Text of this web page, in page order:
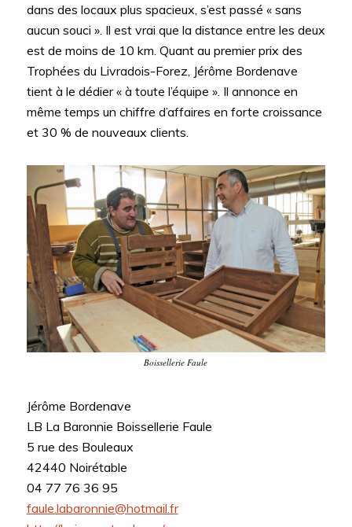
dans des locaux plus spacieux, s’est passé « sans
aucun souci ». Il est vrai que la distance entre les deux
est de moins de 10 km. Quant au premier prix des
Trophées du Livradois-Forez, Jérôme Bordenave
tient à le dédier « à toute l’équipe ». Il annonce en
même temps un chiffre d’affaires en forte croissance
et 30 % de nouveaux clients.
Boissellerie Faule
Jérôme Bordenave
LB La Baronnie Boissellerie Faule
5 rue des Bouleaux
42440 Noirétable
04 77 76 36 95
faule.labaronnie@hotmail.fr